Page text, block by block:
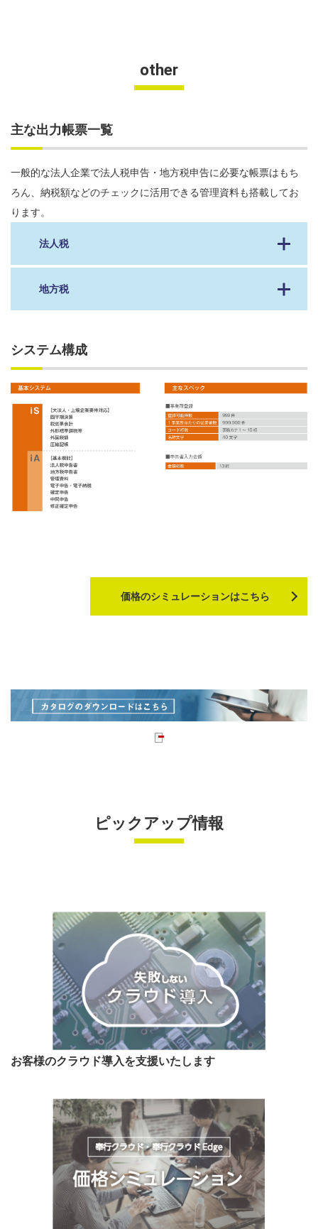
other
主な出力帳票一覧
一般的な法人企業で法人税申告・地方税申告に必要な帳票はもち
ろん、納税額などのチェックに活用できる管理資料も搭載してお
ります。
法人税
地方税
システム構成
価格のシミュレーションはこちら
ピックアップ情報
お客様のクラウド導入を支援いたします